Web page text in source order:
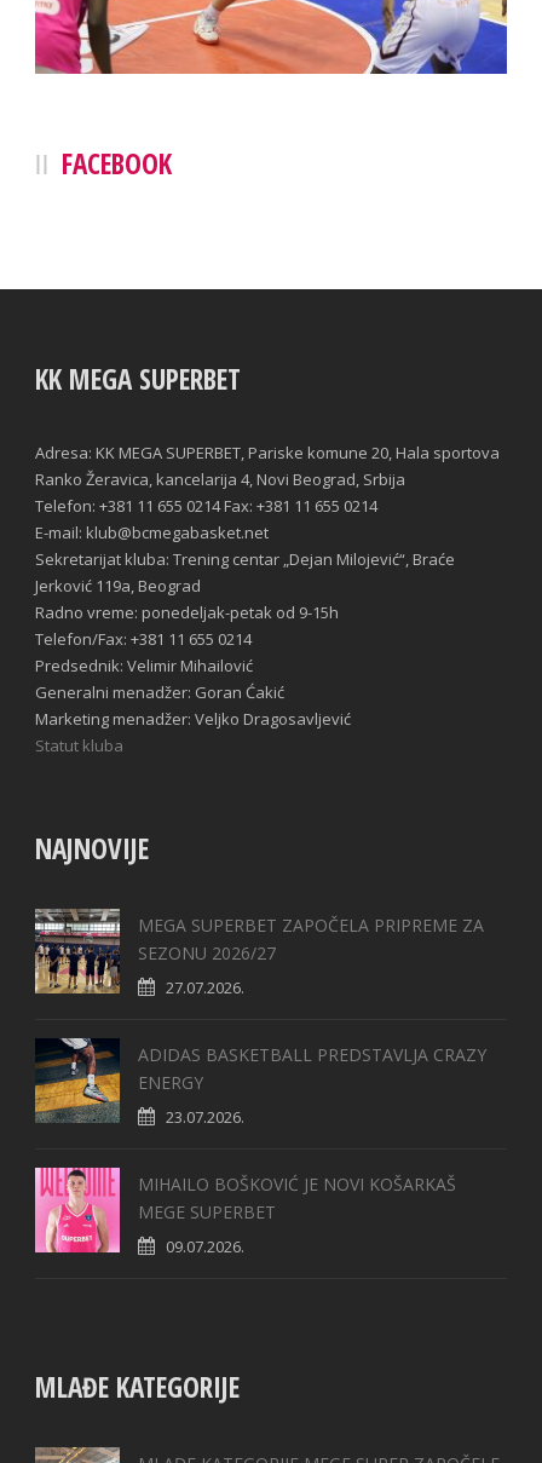
FACEBOOK
KK MEGA SUPERBET
Adresa: KK MEGA SUPERBET, Pariske komune 20, Hala sportova
Ranko Žeravica, kancelarija 4, Novi Beograd, Srbija
Telefon: +381 11 655 0214 Fax: +381 11 655 0214
E-mail: klub@bcmegabasket.net
Sekretarijat kluba: Trening centar „Dejan Milojević“, Braće
Jerković 119a, Beograd
Radno vreme: ponedeljak-petak od 9-15h
Telefon/Fax: +381 11 655 0214
Predsednik: Velimir Mihailović
Generalni menadžer: Goran Ćakić
Marketing menadžer: Veljko Dragosavljević
Statut kluba
NAJNOVIJE
MEGA SUPERBET ZAPOČELA PRIPREME ZA
SEZONU 2026/27
27.07.2026.
ADIDAS BASKETBALL PREDSTAVLJA CRAZY
ENERGY
23.07.2026.
MIHAILO BOŠKOVIĆ JE NOVI KOŠARKAŠ
MEGE SUPERBET
09.07.2026.
MLAĐE KATEGORIJE